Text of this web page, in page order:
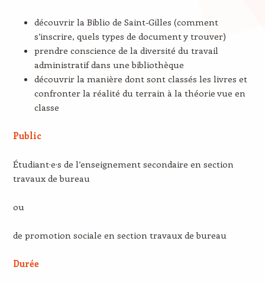
découvrir la Biblio de Saint-Gilles (comment
s’inscrire, quels types de document y trouver)
prendre conscience de la diversité du travail
administratif dans une bibliothèque
découvrir la manière dont sont classés les livres et
confronter la réalité du terrain à la théorie vue en
classe
Public
Étudiant·e·s de l’enseignement secondaire en section
travaux de bureau
ou
de promotion sociale en section travaux de bureau
Durée